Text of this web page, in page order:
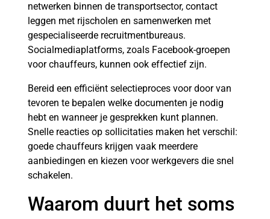
netwerken binnen de transportsector, contact
leggen met rijscholen en samenwerken met
gespecialiseerde recruitmentbureaus.
Socialmediaplatforms, zoals Facebook-groepen
voor chauffeurs, kunnen ook effectief zijn.
Bereid een efficiënt selectieproces voor door van
tevoren te bepalen welke documenten je nodig
hebt en wanneer je gesprekken kunt plannen.
Snelle reacties op sollicitaties maken het verschil:
goede chauffeurs krijgen vaak meerdere
aanbiedingen en kiezen voor werkgevers die snel
schakelen.
Waarom duurt het soms